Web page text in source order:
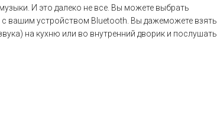
И это далеко не все. Вы можете выбрать
вашим устройством Bluetooth. Вы дажеможете взять
на кухню или во внутренний дворик и послушать